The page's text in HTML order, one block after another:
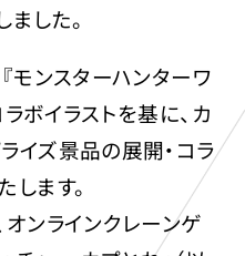
した。
モンスターハンターワ
ボイラストを基に、カ
イズ景品の展開・コラ
ます。
ンラインクレーンゲ